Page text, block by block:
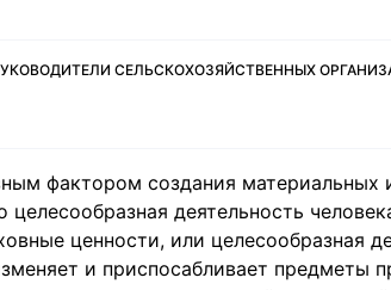
СЕЛЬСКОХОЗЯЙСТВЕННЫХ
фактором создания материальных
деятельность
ценности, или целесообразная
и приспосабливает предметы